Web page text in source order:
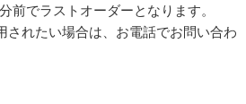
前でラストオーダーとなります。
されたい場合は、お電話でお問い合わ